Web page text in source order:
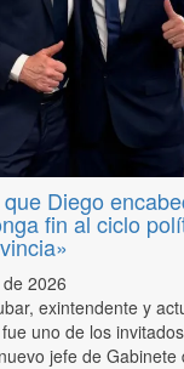
Diego
fin al ciclo
2026
exintendente y
uno de los
jefe de Gabinete